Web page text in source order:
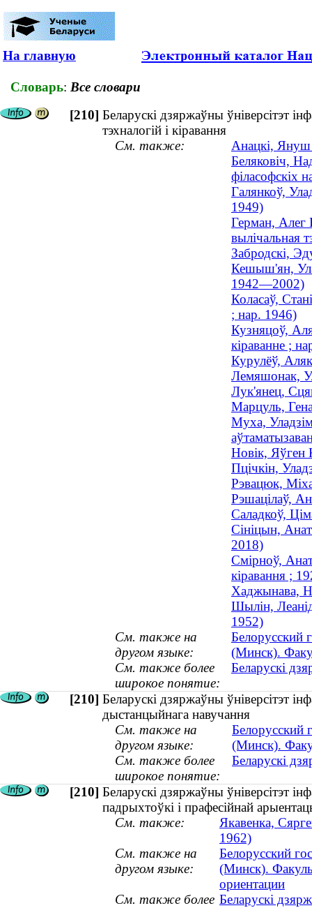
На главную
Словарь: Все словари
[210] Беларускі дзяржаўны ўніверсітэт
тэхналогій і кіравання
См. также:
Анацкі, Януш
Беляковіч,
філасофскіх
Галянкоў,
1949)
Герман, Алег
вылічальная
Забродскі,
Кешыш'ян,
1942—2002)
Коласаў,
; нар. 1946)
Кузняцоў,
кіраванне ;
Курулёў,
Лемяшонак,
Лук'янец,
Марцуль,
Муха,
Новік, Яўген
Пцічкін,
Рэвацюк,
Рэшацілаў,
Саладкоў,
Сініцын,
2018)
Смірноў,
кіравання ;
Хаджынава,
Шылін,
1952)
См. также на
другом языке:
Белорусский
(Минск).
См. также более
широкое понятие:
Беларускі
[210] Беларускі дзяржаўны ўніверсітэт
дыстанцыйнага навучання
См. также на
другом языке:
Белорусский
(Минск).
См. также более
широкое понятие:
Беларускі
[210] Беларускі дзяржаўны ўніверсітэт
падрыхтоўкі і прафесійнай
См. также:
Якавенка,
1962)
См. также на
другом языке:
Белорусский
(Минск).
ориентации
См. также более Беларускі